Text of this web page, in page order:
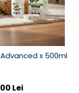
x 500ml
Lei